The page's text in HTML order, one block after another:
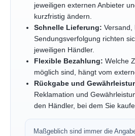
jeweiligen externen Anbieter
kurzfristig ändern.
Schnelle Lieferung: Versand,
Sendungsverfolgung richten
jeweiligen Händler.
Flexible Bezahlung: Welche
möglich sind, hängt vom
Rückgabe und
Reklamation und
den Händler, bei dem Sie
Maßgeblich sind immer die